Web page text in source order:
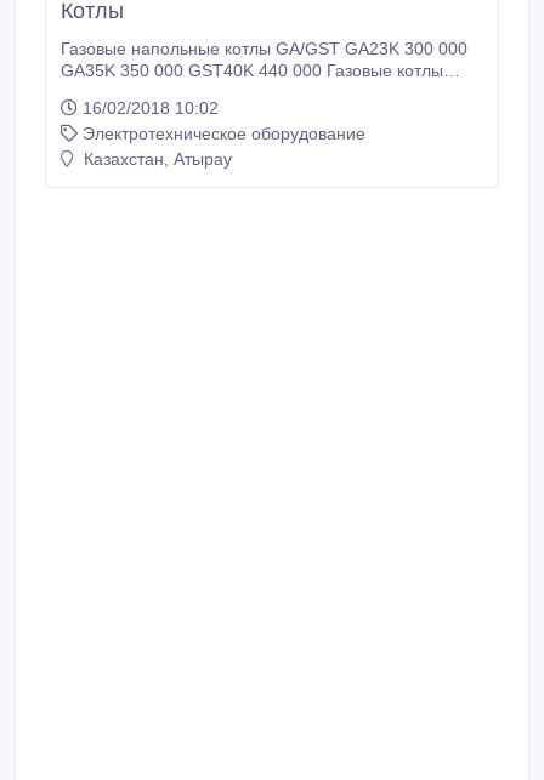
Котлы
Газовые напольные котлы GA/GST GA23K 300 000
GA35K 350 000 GST40K 440 000 Газовые котлы
535GTD 714 000 735GTD 892 500 1035GPD 1 102
500 1535GPD 1 302 000 2035GPD 1 680 000
Газовые настенные котлы NAVIEN ACE ACE-13K 225
16/02/2018 10:02
Электротехническое оборудование
Казахстан, Атырау